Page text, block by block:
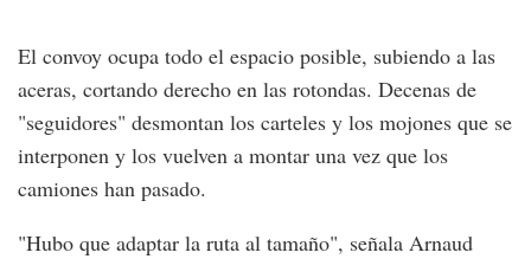
El convoy ocupa todo el espacio posible, subiendo a las
aceras, cortando derecho en las rotondas. Decenas de
"seguidores" desmontan los carteles y los mojones que se
interponen y los vuelven a montar una vez que los
camiones han pasado.
"Hubo que adaptar la ruta al tamaño", señala Arnaud